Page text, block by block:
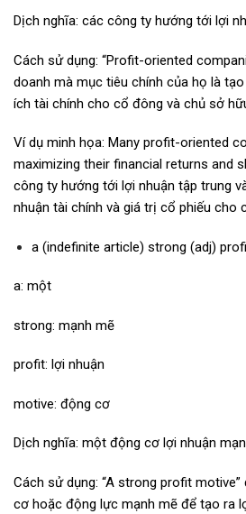
Dịch nghĩa: các công ty hướng tới lợi
Cách sử dụng: “Profit-oriented
doanh mà mục tiêu chính của họ là
ích tài chính cho cổ đông và chủ sở
Ví dụ minh họa: Many profit-oriented
maximizing their financial returns and
công ty hướng tới lợi nhuận tập trung
nhuận tài chính và giá trị cổ phiếu cho
a (indefinite article) strong (adj)
a: một
strong: mạnh mẽ
profit: lợi nhuận
motive: động cơ
Dịch nghĩa: một động cơ lợi nhuận
Cách sử dụng: “A strong profit
cơ hoặc động lực mạnh mẽ để tạo ra